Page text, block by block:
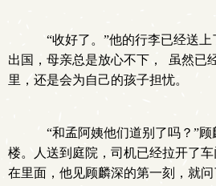
“收好了。”他的行李已经送上
出国，母亲总是放心不下， 虽然已
里，还是会为自己的孩子担忧。
“和孟阿姨他们道别了吗？”顾
楼。人送到庭院，司机已经拉开了
在里面，他见顾麟深的第一刻，就问